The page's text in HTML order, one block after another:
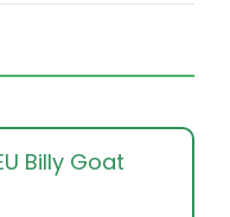
Billy Goat